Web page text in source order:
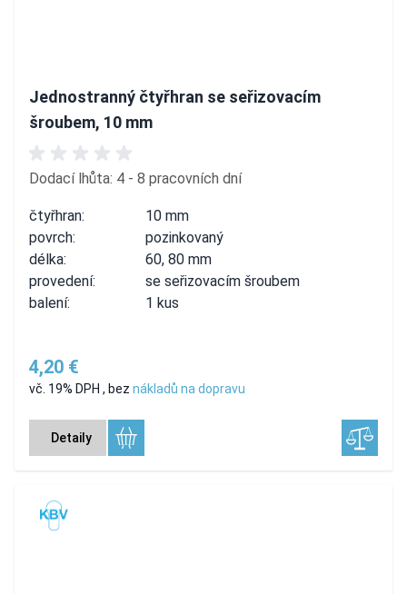
Jednostranný čtyřhran se seřizovacím
šroubem, 10 mm
Dodací lhůta: 4 - 8 pracovních dní
čtyřhran:
10 mm
povrch:
pozinkovaný
délka:
60, 80 mm
provedení:
se seřizovacím šroubem
balení:
1 kus
4,20 €
vč. 19% DPH , bez nákladů na dopravu
Detaily